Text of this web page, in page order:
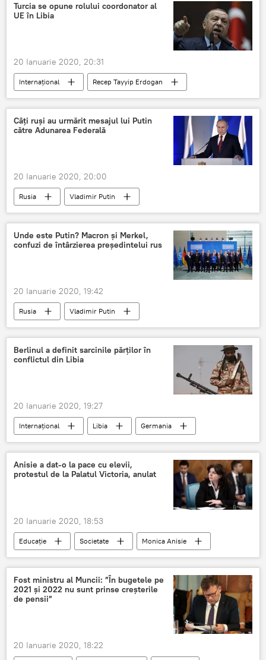
Turcia se opune rolului coordonator al
UE în Libia
20 Ianuarie 2020, 20:31
Internaţional
Recep Tayyip Erdogan
Uniunea Europeană
Libia
Câți ruși au urmărit mesajul lui Putin
către Adunarea Federală
20 Ianuarie 2020, 20:00
Rusia
Vladimir Putin
Adunarea Federală
Unde este Putin? Macron și Merkel,
confuzi de întârzierea președintelui rus
20 Ianuarie 2020, 19:42
Rusia
Vladimir Putin
Emmanuel Macron
Angela Merkel
Berlinul a definit sarcinile părților în
conflictul din Libia
20 Ianuarie 2020, 19:27
Internaţional Libia Germania
Anisie a dat-o la pace cu elevii,
protestul de la Palatul Victoria, anulat
20 Ianuarie 2020, 18:53
Educație Societate
Monica Anisie
Elevi
protest Palatul Victoria
Fost ministru al Muncii: ”În bugetele pe
2021 și 2022 nu sunt prinse creșterile
de pensii”
20 Ianuarie 2020, 18:22